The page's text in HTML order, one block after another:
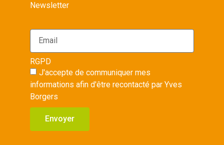
Newsletter
RGPD
J'accepte de communiquer mes
informations afin d'être recontacté par Yves
Borgers
Envoyer